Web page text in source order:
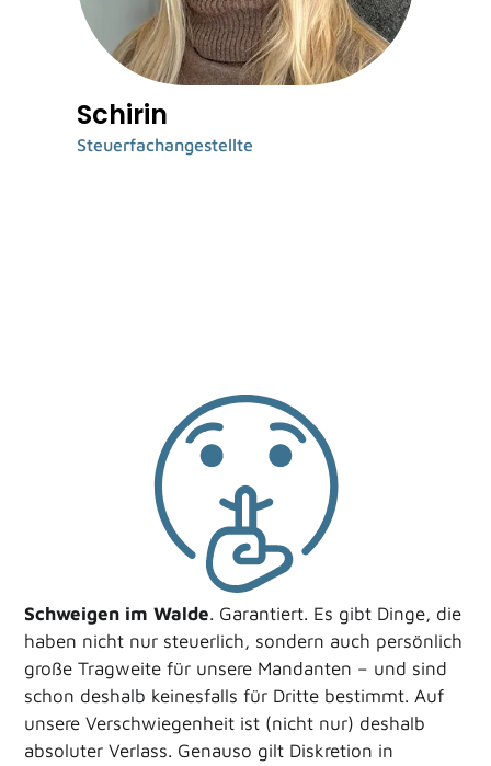
Schirin
Steuerfachangestellte
Schweigen im Walde. Garantiert. Es gibt Dinge, die
haben nicht nur steuerlich, sondern auch persönlich
große Tragweite für unsere Mandanten – und sind
schon deshalb keinesfalls für Dritte bestimmt. Auf
unsere Verschwiegenheit ist (nicht nur) deshalb
absoluter Verlass. Genauso gilt Diskretion in